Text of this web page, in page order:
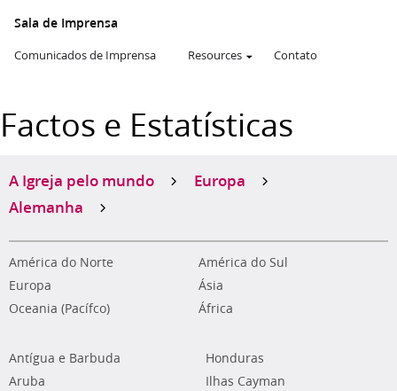
Sala de Imprensa
Comunicados de Imprensa Resources Contato
Factos e Estatísticas
A Igreja pelo mundo
Europa
Alemanha
América do Norte
América do Sul
Europa
Ásia
Oceania (Pacífco)
África
Antígua e Barbuda
Aruba
Honduras
Ilhas Cayman